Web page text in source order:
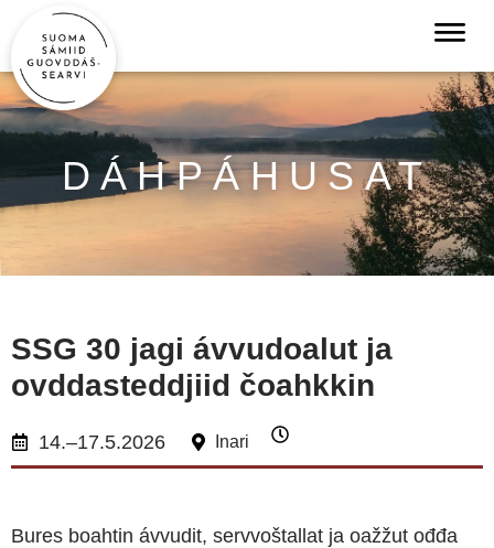
DÁHPÁHUSAT
SSG 30 jagi ávvudoalut ja
ovddasteddjiid čoahkkin
14.–17.5.2026 Inari
Bures boahtin ávvudit, servvoštallat ja oažžut ođđa